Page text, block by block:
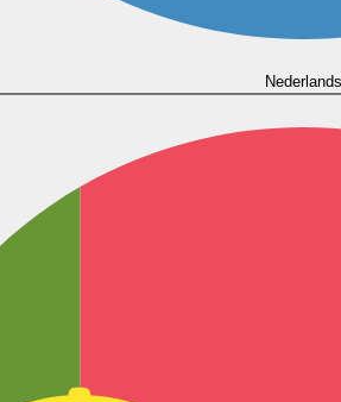
Nederlands